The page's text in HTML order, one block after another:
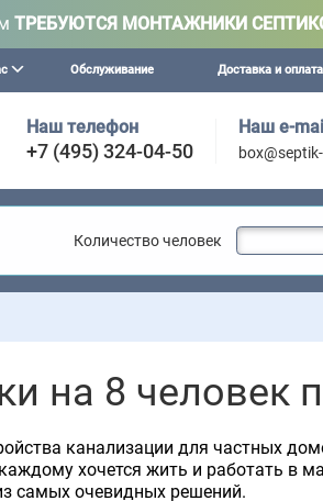
ТРЕБУЮТСЯ МОНТАЖНИКИ
Обслуживание Доставка и оплата
Наш телефон
+7 (495) 324-04-50
Наш e-
Количество человек
на 8 человек
канализации для частных
хочется жить и работать в
самых очевидных решений.